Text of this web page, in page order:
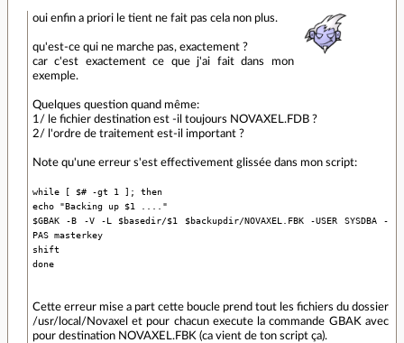
oui enfin a priori le tient ne fait pas cela non plus.
qu'est-ce qui ne marche pas, exactement ?
car c'est exactement ce que j'ai fait dans mon
exemple.
Quelques question quand même:
1/ le fichier destination est -il toujours NOVAXEL.FDB ?
2/ l'ordre de traitement est-il important ?
Note qu'une erreur s'est effectivement glissée dans mon script:
while [ $# -gt 1 ]; then
echo "Backing up $1 ...."
$GBAK -B -V -L $basedir/$1 $backupdir/NOVAXEL.FBK -USER SYSDBA -
PAS masterkey
shift
done
Cette erreur mise a part cette boucle prend tout les fichiers du dossier
/usr/local/Novaxel et pour chacun execute la commande GBAK avec
pour destination NOVAXEL.FBK (ca vient de ton script ça).